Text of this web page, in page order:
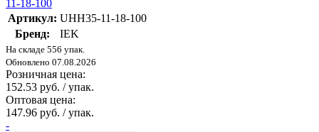
11-18-100
Артикул: UHH35-11-18-100
Бренд:
IEK
На складе 556 упак.
Обновлено 07.08.2026
Розничная цена:
152.53 руб. / упак.
Оптовая цена:
147.96 руб. / упак.
-